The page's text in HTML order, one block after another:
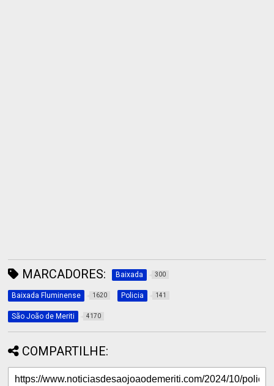
MARCADORES: Baixada 300
Baixada Fluminense 1620 Policia 141
São João de Meriti 4170
COMPARTILHE: